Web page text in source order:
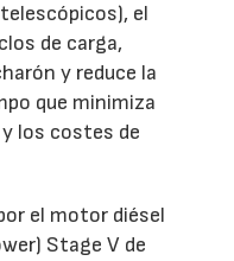
el
de carga,
y reduce la
que minimiza
los costes de
el motor diésel
Stage V de